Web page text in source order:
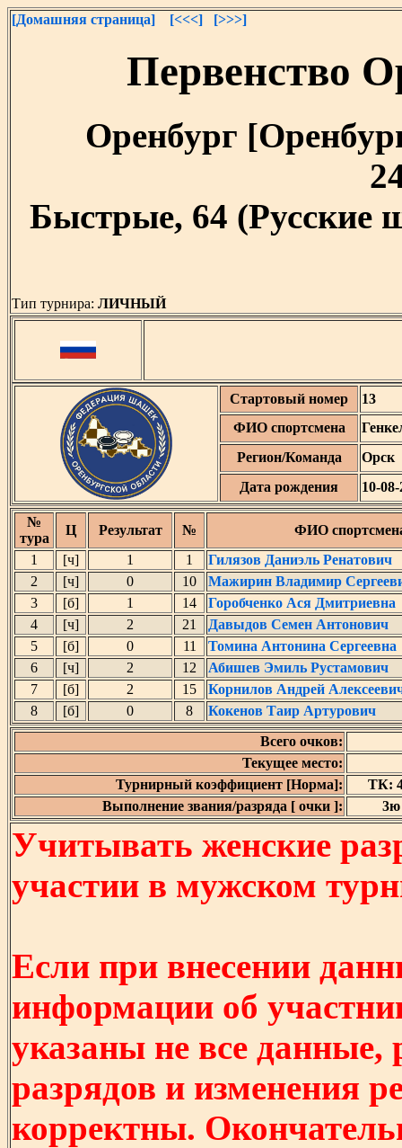
[Домашняя страница] [<<<] [>>>]
Первенство
Оренбург
Быстрые, 64 (Русские
Тип турнира: ЛИЧНЫЙ
Стартовый номер
13
ФИО спортсмена
Регион/Команда
Орск
Дата рождения
10-
№
тура
Ц Результат №
ФИО
1
[ч] 1 1
Гилязов Даниэль Ренатович
2
[ч] 0 10
Мажирин Владимир
3
[б] 1 14
Горобченко Ася Дмитриевна
4
[ч] 2 21
Давыдов Семен Антонович
5
[б] 0 11
Томина Антонина Сергеевна
6
[ч] 2 12
Абишев Эмиль Рустамович
7
[б] 2 15
Корнилов Андрей
8
[б] 0 8
Кокенов Таир Артурович
Всего очков:
Текущее место:
Турнирный коэффициент [Норма]:
ТК:
Выполнение звания/разряда [ очки ]:
3ю
Учитывать женские
участии в мужском
Если при внесении
информации об
указаны не все
разрядов и изменения
корректны.